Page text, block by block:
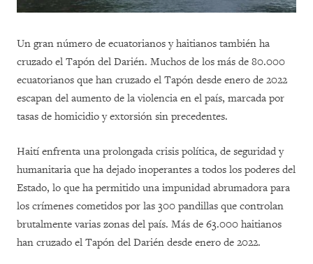
Un gran número de ecuatorianos y haitianos también ha
cruzado el Tapón del Darién. Muchos de los más de 80.000
ecuatorianos que han cruzado el Tapón desde enero de 2022
escapan del aumento de la violencia en el país, marcada por
tasas de homicidio y extorsión sin precedentes.
Haití enfrenta una prolongada crisis política, de seguridad y
humanitaria que ha dejado inoperantes a todos los poderes del
Estado, lo que ha permitido una impunidad abrumadora para
los crímenes cometidos por las 300 pandillas que controlan
brutalmente varias zonas del país. Más de 63.000 haitianos
han cruzado el Tapón del Darién desde enero de 2022.